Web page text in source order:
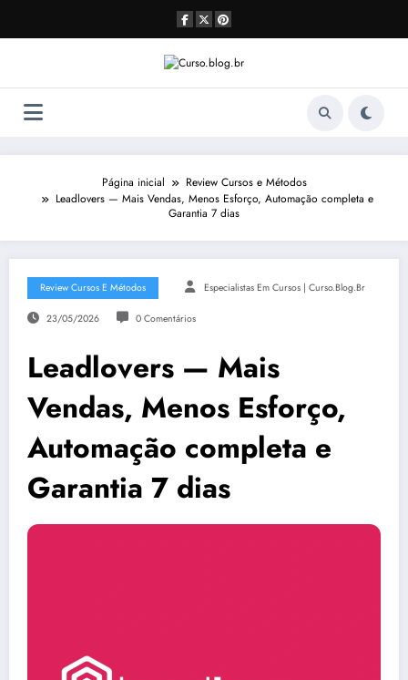
o
Página inicial
Review Cursos e Métodos
Leadlovers — Mais Vendas, Menos Esforço, Automação completa e
Garantia 7 dias
Review Cursos E Métodos Especialistas Em Cursos | Curso.blog.br
23/05/2026 0 Comentários
Leadlovers — Mais
Vendas, Menos Esforço,
Automação completa e
Garantia 7 dias